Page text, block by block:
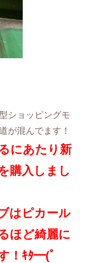
ショッピングモ
が混んでます！
にあたり新
購入しまし
はピカール
ほど綺麗に
！ｷﾀ━(ﾟ